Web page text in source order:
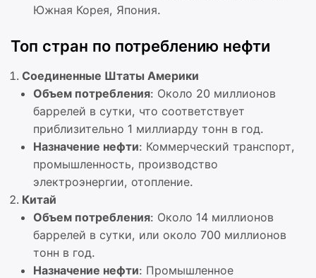
Южная Корея, Япония.
Топ стран по потреблению нефти
Соединенные Штаты Америки
Объем потребления: Около 20 миллионов
баррелей в сутки, что соответствует
приблизительно 1 миллиарду тонн в год.
Назначение нефти: Коммерческий транспорт,
промышленность, производство
электроэнергии, отопление.
Китай
Объем потребления: Около 14 миллионов
баррелей в сутки, или около 700 миллионов
тонн в год.
Назначение нефти: Промышленное